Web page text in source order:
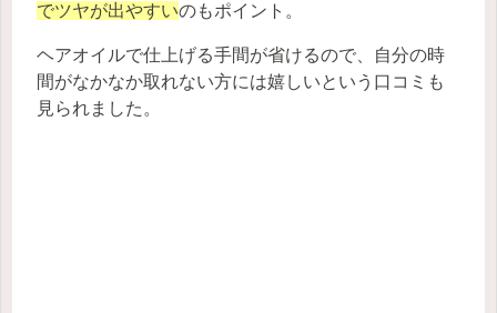
でツヤが出やすいのもポイント。
ヘアオイルで仕上げる手間が省けるので、自分の時
間がなかなか取れない方には嬉しいという口コミも
見られました。